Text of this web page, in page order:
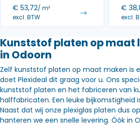
€ 53,72/ m²
excl. BTW
€
excl.
Kunststof platen op maat
in Odoorn
Zelf kunststof platen op maat maken is
doet Plexideal dit graag voor u. Ons
kunststof platen en het fabriceren van
halffabricaten. Een leuke bijkomstigheid
Naast dat wij onze plexiglas platen dus
hanteren we een snelle levering. Óók in